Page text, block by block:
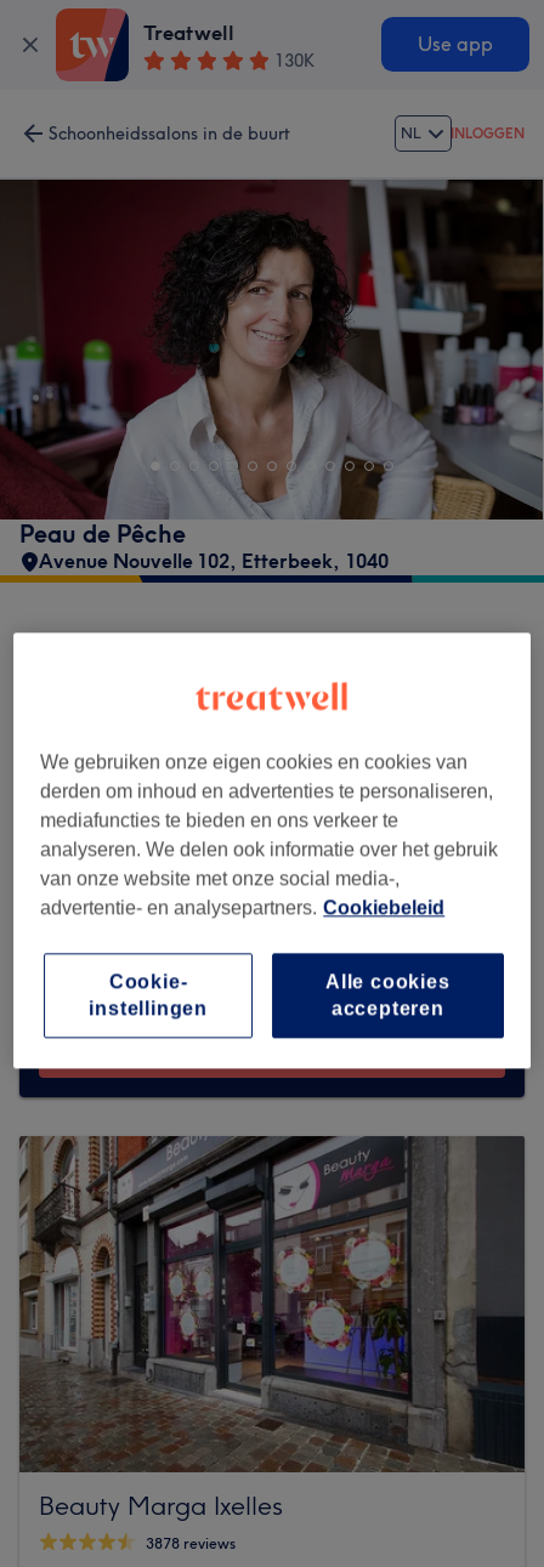
Treatwell
130K
Use app
Schoonheidssalons in de buurt NL INLOGGEN
Peau de Pêche
Avenue Nouvelle 102, Etterbeek, 1040
boekingen via Treatwell. Gebruik de
zoekbalk bovenaan de pagina om
ontdekken. Je vindt er tal van hoogwaardige
professionals die klaarstaan om je te
ontvangen.
Vind de beste salons bij jou in de buurt
Beauty Marga Ixelles
3878 reviews
We gebruiken onze eigen cookies en cookies van
derden om inhoud en advertenties te personaliseren,
mediafuncties te bieden en ons verkeer te
analyseren. We delen ook informatie over het gebruik
van onze website met onze social media-,
advertentie- en analysepartners. Cookiebeleid
Alle cookies
accepteren
Cookie-
instellingen